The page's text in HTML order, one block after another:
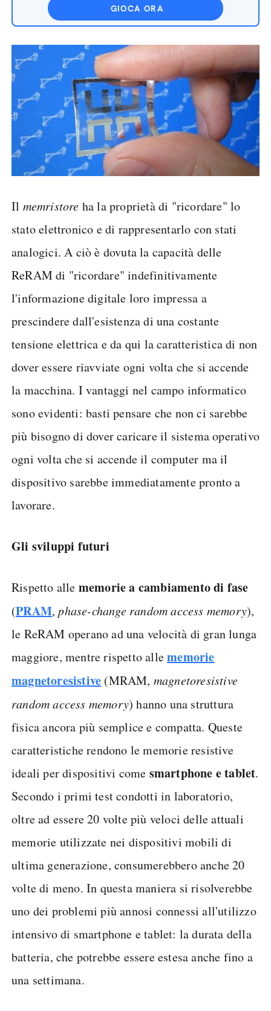
GIOCA ORA
Il memristore ha la proprietà di "ricordare" lo
stato elettronico e di rappresentarlo con stati
analogici. A ciò è dovuta la capacità delle
ReRAM di "ricordare" indefinitivamente
l'informazione digitale loro impressa a
prescindere dall'esistenza di una costante
tensione elettrica e da qui la caratteristica di non
dover essere riavviate ogni volta che si accende
la macchina. I vantaggi nel campo informatico
sono evidenti: basti pensare che non ci sarebbe
più bisogno di dover caricare il sistema operativo
ogni volta che si accende il computer ma il
dispositivo sarebbe immediatamente pronto a
lavorare.
Gli sviluppi futuri
Rispetto alle memorie a cambiamento di fase
(PRAM,phase-change random access memory),
le ReRAM operano ad una velocità di gran lunga
maggiore, mentre rispetto allememorie
magnetoresistive (MRAM, magnetoresistive
random access memory) hanno una struttura
fisica ancora più semplice e compatta. Queste
caratteristiche rendono le memorie resistive
ideali per dispositivi come smartphone e tablet.
Secondo i primi test condotti in laboratorio,
oltre ad essere 20 volte più veloci delle attuali
memorie utilizzate nei dispositivi mobili di
ultima generazione, consumerebbero anche 20
volte di meno. In questa maniera si risolverebbe
uno dei problemi più annosi connessi all'utilizzo
intensivo di smartphone e tablet: la durata della
batteria, che potrebbe essere estesa anche fino a
una settimana.